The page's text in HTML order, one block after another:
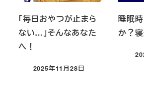
「毎日おやつが止まら
ない…」そんなあなた
へ！
投稿日
2025年11月28日
睡眠
か？
投